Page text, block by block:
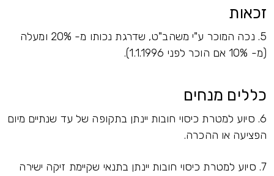
זכאות
5. נכה המוכר ע"י משהב"ט, שדרגת נכותו מ- 20% ומעלה
(מ- 10% אם הוכר לפני 1.1.1996).
כללים מנחים
6. סיוע למטרת כיסוי חובות יינתן בתקופה של עד שנתיים מיום
הפציעה או ההכרה.
7. סיוע למטרת כיסוי חובות יינתן בתנאי שקיימת זיקה ישירה